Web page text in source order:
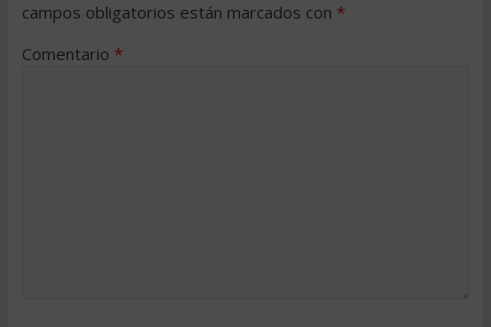
campos obligatorios están marcados con *
Comentario *